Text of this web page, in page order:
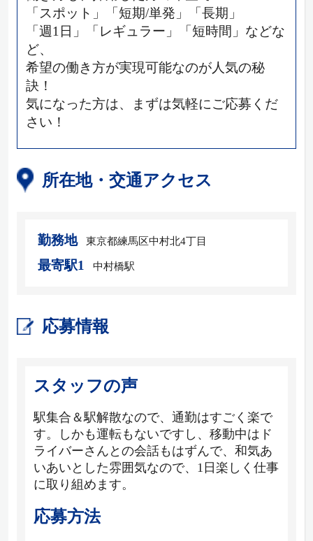
「スポット」「短期/単発」「長期」
「週1日」「レギュラー」「短時間」などな
ど、
希望の働き方が実現可能なのが人気の秘
訣！
気になった方は、まずは気軽にご応募くだ
さい！
所在地・交通アクセス
勤務地 東京都練馬区中村北4丁目
最寄駅1 中村橋駅
応募情報
スタッフの声
駅集合＆駅解散なので、通勤はすごく楽で
す。しかも運転もないですし、移動中はド
ライバーさんとの会話もはずんで、和気あ
いあいとした雰囲気なので、1日楽しく仕事
に取り組めます。
応募方法